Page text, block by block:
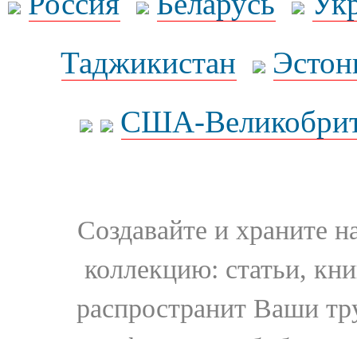
Таджикистан
США-
Создавайте и храните
коллекцию: статьи,
распространит Ваши